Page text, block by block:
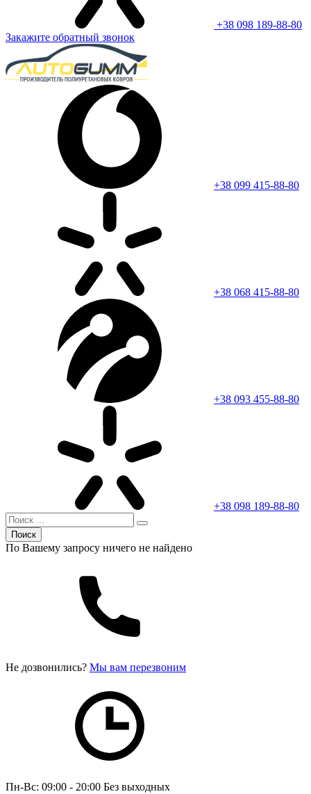
+38 098 189-88-80
Закажите обратный звонок
+38 099 415-88-80
+38 068 415-88-80
+38 093 455-88-80
+38 098 189-88-80
Поиск
По Вашему запросу ничего не найдено
Не дозвонились? Мы вам перезвоним
Пн-Вс: 09:00 - 20:00 Без выходных